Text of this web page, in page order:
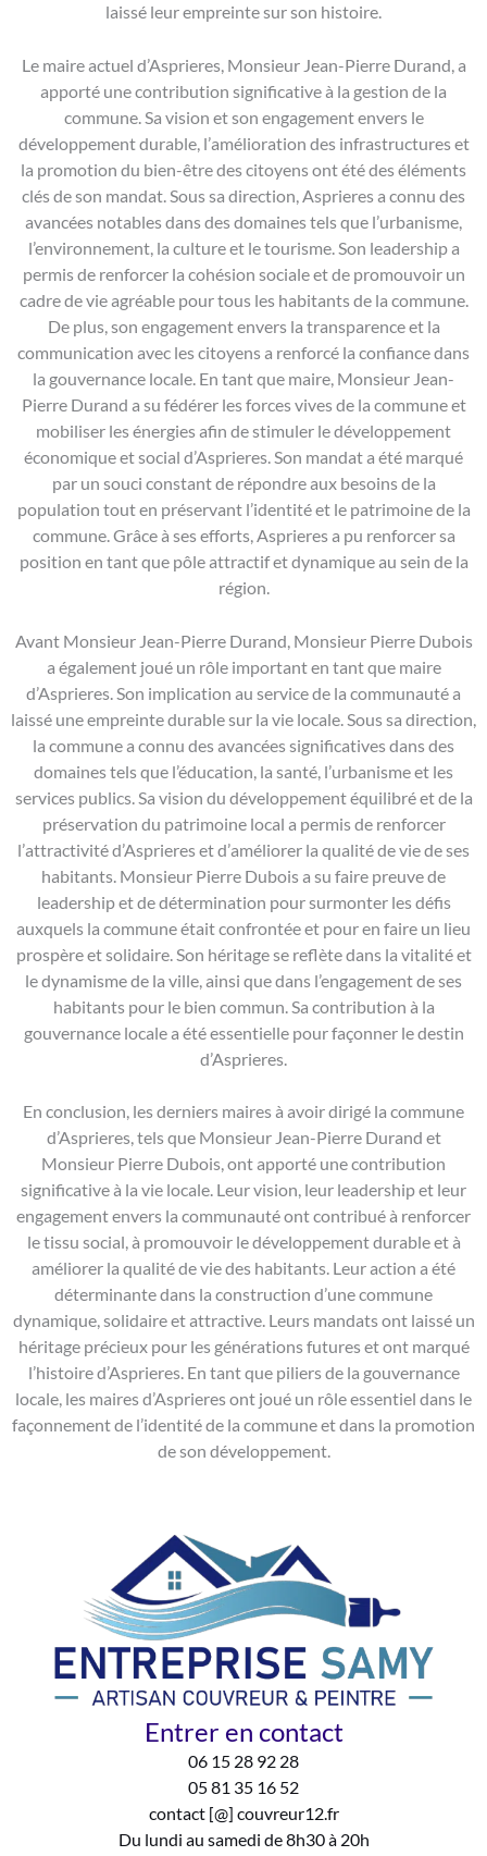
laissé leur empreinte sur son histoire.
Le maire actuel d’Asprieres, Monsieur Jean-Pierre Durand, a
apporté une contribution significative à la gestion de la
commune. Sa vision et son engagement envers le
développement durable, l’amélioration des infrastructures et
la promotion du bien-être des citoyens ont été des éléments
clés de son mandat. Sous sa direction, Asprieres a connu des
avancées notables dans des domaines tels que l’urbanisme,
l’environnement, la culture et le tourisme. Son leadership a
permis de renforcer la cohésion sociale et de promouvoir un
cadre de vie agréable pour tous les habitants de la commune.
De plus, son engagement envers la transparence et la
communication avec les citoyens a renforcé la confiance dans
la gouvernance locale. En tant que maire, Monsieur Jean-
Pierre Durand a su fédérer les forces vives de la commune et
mobiliser les énergies afin de stimuler le développement
économique et social d’Asprieres. Son mandat a été marqué
par un souci constant de répondre aux besoins de la
population tout en préservant l’identité et le patrimoine de la
commune. Grâce à ses efforts, Asprieres a pu renforcer sa
position en tant que pôle attractif et dynamique au sein de la
région.
Avant Monsieur Jean-Pierre Durand, Monsieur Pierre Dubois
a également joué un rôle important en tant que maire
d’Asprieres. Son implication au service de la communauté a
laissé une empreinte durable sur la vie locale. Sous sa direction,
la commune a connu des avancées significatives dans des
domaines tels que l’éducation, la santé, l’urbanisme et les
services publics. Sa vision du développement équilibré et de la
préservation du patrimoine local a permis de renforcer
l’attractivité d’Asprieres et d’améliorer la qualité de vie de ses
habitants. Monsieur Pierre Dubois a su faire preuve de
leadership et de détermination pour surmonter les défis
auxquels la commune était confrontée et pour en faire un lieu
prospère et solidaire. Son héritage se reflète dans la vitalité et
le dynamisme de la ville, ainsi que dans l’engagement de ses
habitants pour le bien commun. Sa contribution à la
gouvernance locale a été essentielle pour façonner le destin
d’Asprieres.
En conclusion, les derniers maires à avoir dirigé la commune
d’Asprieres, tels que Monsieur Jean-Pierre Durand et
Monsieur Pierre Dubois, ont apporté une contribution
significative à la vie locale. Leur vision, leur leadership et leur
engagement envers la communauté ont contribué à renforcer
le tissu social, à promouvoir le développement durable et à
améliorer la qualité de vie des habitants. Leur action a été
déterminante dans la construction d’une commune
dynamique, solidaire et attractive. Leurs mandats ont laissé un
héritage précieux pour les générations futures et ont marqué
l’histoire d’Asprieres. En tant que piliers de la gouvernance
locale, les maires d’Asprieres ont joué un rôle essentiel dans le
façonnement de l’identité de la commune et dans la promotion
de son développement.
Entrer en contact
06 15 28 92 28
05 81 35 16 52
contact [@] couvreur12.fr
Du lundi au samedi de 8h30 à 20h